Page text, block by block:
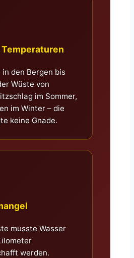
in den Bergen bis
Wüste von
im Sommer,
im Winter – die
keine Gnade.
musste Wasser
werden.